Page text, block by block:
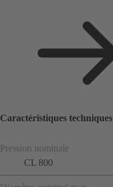
Caractéristiques techniques
Pression nominale
CL 800